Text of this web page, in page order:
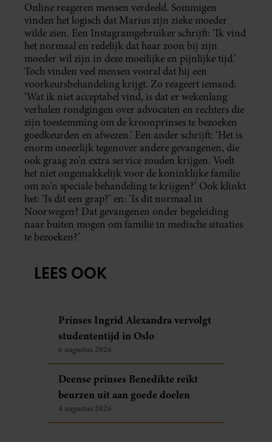
Online reageren mensen verdeeld. Sommigen
vinden het logisch dat Marius zijn zieke moeder
wilde zien. Een Instagramgebruiker schrijft: ‘Ik vind
het normaal en redelijk dat haar zoon bij zijn
moeder wil zijn in deze moeilijke en pijnlijke tijd.’
Toch vinden veel mensen vooral dat hij een
voorkeursbehandeling krijgt. Zo reageert iemand:
‘Wat ik niet acceptabel vind, is dat er wekenlang
verhalen rondgingen over advocaten en rechters die
zijn toestemming om de kroonprinses te bezoeken
goedkeurden en afwezen.’ Een ander schrijft: ‘Het is
enorm oneerlijk tegenover andere gevangenen, die
ook graag zo’n extra service zouden krijgen. Voelt
het niet ongemakkelijk voor de koninklijke familie
om zo’n speciale behandeling te krijgen?’ Ook klinkt
het: ‘Is dit een grap?’ en: ‘Is dit normaal in
Noorwegen? Dat gevangenen onder begeleiding
naar buiten mogen om familie in medische situaties
te bezoeken?’
LEES OOK
Prinses Ingrid Alexandra vervolgt
studententijd in Oslo
6 augustus 2026
Deense prinses Benedikte reikt
beurzen uit aan goede doelen
4 augustus 2026